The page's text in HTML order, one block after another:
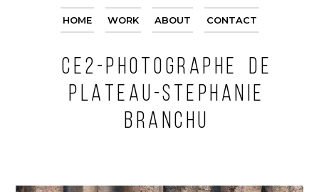
HOME WORK ABOUT CONTACT
CE2-PHOTOGRAPHE DE
PLATEAU-STEPHANIE
BRANCHU